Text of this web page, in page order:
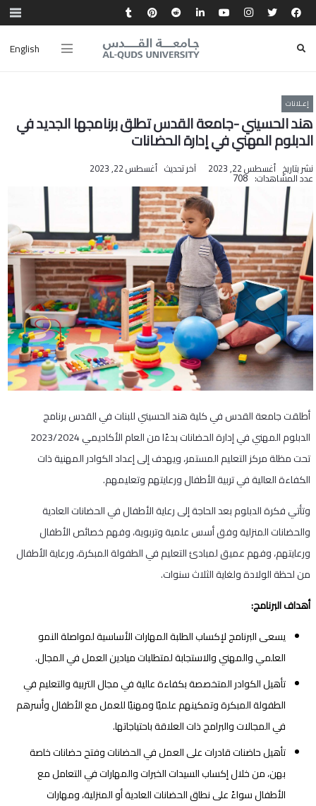
English
إعـلانات
هند الحسيني -جامعة القدس تطلق برنامجها الجديد في
الدبلوم المهني في إدارة الحضانات
نشر بتاريخ أغسطس 22, 2023 آخر تحديث أغسطس 22, 2023
عدد المشاهدات: 708
أطلقت جامعة القدس في كلية هند الحسيني للبنات في القدس برنامج
الدبلوم المهني في إدارة الحضانات بدءًا من العام الأكاديمي 2023/2024
تحت مظلة مركز التعليم المستمر، ويهدف إلى إعداد الكوادر المهنية ذات
الكفاءة العالية في تربية الأطفال ورعايتهم وتعليمهم.
وتأتي فكرة الدبلوم بعد الحاجة إلى رعاية الأطفال في الحضانات العادية
والحضانات المنزلية وفق أسس علمية وتربوية، وفهم خصائص الأطفال
ورعايتهم، وفهم عميق لمبادئ التعليم في الطفولة المبكرة، ورعاية الأطفال
من لحظة الولادة ولغاية الثلاث سنوات.
أهداف البرنامج:
يسعى البرنامج لإكساب الطلبة المهارات الأساسية لمواصلة النمو
العلمي والمهني والاستجابة لمتطلبات ميادين العمل في المجال.
تأهيل الكوادر المتخصصة بكفاءة عالية في مجال التربية والتعليم في
الطفولة المبكرة وتمكينهم علميًا ومهنيًا للعمل مع الأطفال وأسرهم
في المجالات والبرامج ذات العلاقة باحتياجاتها.
تأهيل حاضنات قادرات على العمل في الحضانات وفتح حضانات خاصة
بهن، من خلال إكساب السيدات الخبرات والمهارات في التعامل مع
الأطفال سواءً على نطاق الحضانات العادية أو المنزلية، ومهارات